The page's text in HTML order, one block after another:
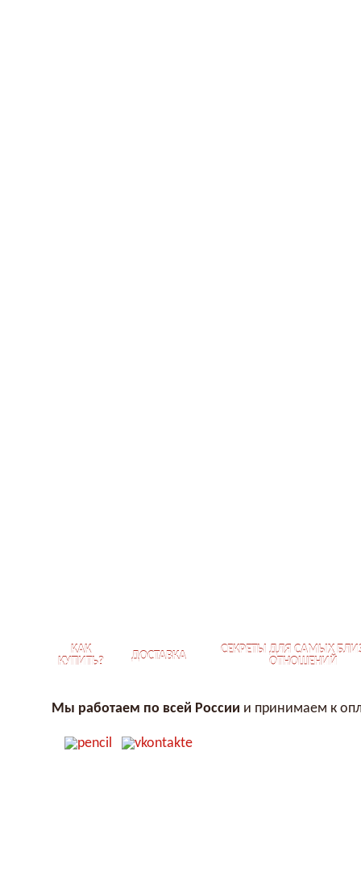
КАК
КУПИТЬ?
ДОСТАВКА
СЕКРЕТЫ ДЛЯ САМЫХ
ОТНОШЕНИЙ
Мы работаем по всей России и принимаем к